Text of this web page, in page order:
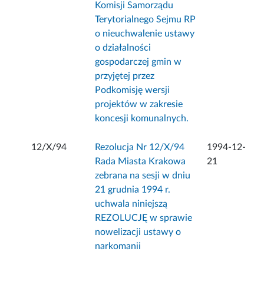
Komisji Samorządu
Terytorialnego Sejmu RP
o nieuchwalenie ustawy
o działalności
gospodarczej gmin w
przyjętej przez
Podkomisję wersji
projektów w zakresie
koncesji komunalnych.
12/X/94
Rezolucja Nr 12/X/94
Rada Miasta Krakowa
zebrana na sesji w dniu
21 grudnia 1994 r.
uchwala niniejszą
REZOLUCJĘ w sprawie
nowelizacji ustawy o
narkomanii
1994-12-
21